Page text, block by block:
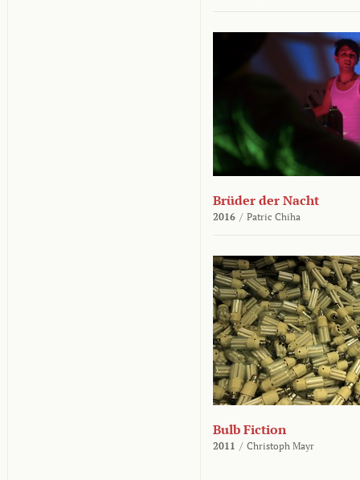
Brüder der Nacht
2016 / Patric Chiha
Bulb Fiction
2011 / Christoph Mayr